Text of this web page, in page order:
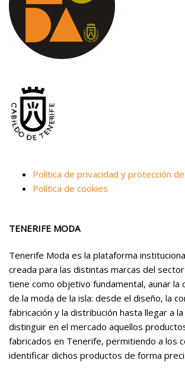
Política de privacidad y protección
Política de cookies
TENERIFE MODA
Tenerife Moda es la plataforma
creada para las distintas marcas del
tiene como objetivo fundamental, aunar la
de la moda de la isla: desde el diseño, la
fabricación y la distribución hasta llegar a
distinguir en el mercado aquellos
fabricados en Tenerife, permitiendo a los
identificar dichos productos de forma